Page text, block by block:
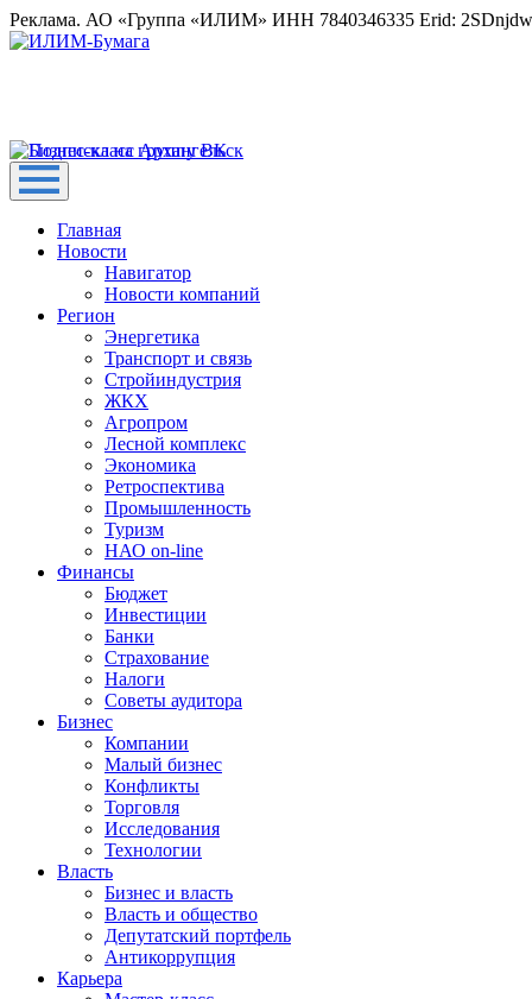
Реклама. АО «Группа «ИЛИМ» ИНН 7840346335 Erid:
Главная
Новости
Навигатор
Новости компаний
Регион
Энергетика
Транспорт и связь
Стройиндустрия
ЖКХ
Агропром
Лесной комплекс
Экономика
Ретроспектива
Промышленность
Туризм
НАО on-line
Финансы
Бюджет
Инвестиции
Банки
Страхование
Налоги
Советы аудитора
Бизнес
Компании
Малый бизнес
Конфликты
Торговля
Исследования
Технологии
Власть
Бизнес и власть
Власть и общество
Депутатский портфель
Антикоррупция
Карьера